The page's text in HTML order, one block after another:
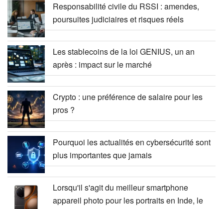
Responsabilité civile du RSSI : amendes,
poursuites judiciaires et risques réels
Les stablecoins de la loi GENIUS, un an
après : impact sur le marché
Crypto : une préférence de salaire pour les
pros ?
Pourquoi les actualités en cybersécurité sont
plus importantes que jamais
Lorsqu'il s'agit du meilleur smartphone
appareil photo pour les portraits en Inde, le